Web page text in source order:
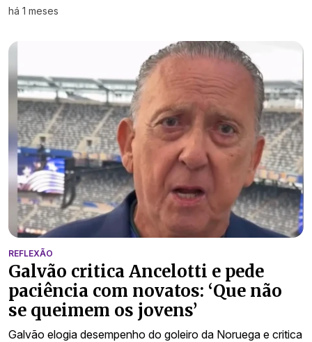
há 1 meses
REFLEXÃO
Galvão critica Ancelotti e pede
paciência com novatos: ‘Que não
se queimem os jovens’
Galvão elogia desempenho do goleiro da Noruega e critica